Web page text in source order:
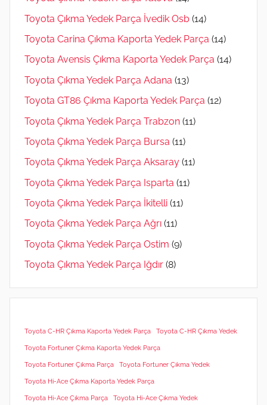
Toyota Çıkma Yedek Parça İvedik Osb (14)
Toyota Carina Çıkma Kaporta Yedek Parça (14)
Toyota Avensis Çıkma Kaporta Yedek Parça (14)
Toyota Çıkma Yedek Parça Adana (13)
Toyota GT86 Çıkma Kaporta Yedek Parça (12)
Toyota Çıkma Yedek Parça Trabzon (11)
Toyota Çıkma Yedek Parça Bursa (11)
Toyota Çıkma Yedek Parça Aksaray (11)
Toyota Çıkma Yedek Parça Isparta (11)
Toyota Çıkma Yedek Parça İkitelli (11)
Toyota Çıkma Yedek Parça Ağrı (11)
Toyota Çıkma Yedek Parça Ostim (9)
Toyota Çıkma Yedek Parça Iğdır (8)
Toyota C-HR Çıkma Kaporta Yedek Parça Toyota C-HR Çıkma Yedek
Toyota Fortuner Çıkma Kaporta Yedek Parça
Toyota Fortuner Çıkma Parça Toyota Fortuner Çıkma Yedek
Toyota Hi-Ace Çıkma Kaporta Yedek Parça
Toyota Hi-Ace Çıkma Parça Toyota Hi-Ace Çıkma Yedek